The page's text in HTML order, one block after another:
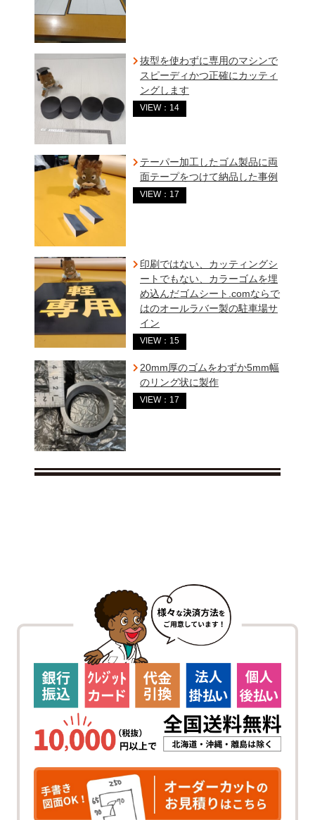
抜型を使わずに専用のマシンで
スピーディかつ正確にカッティ
ングします
VIEW：14
テーパー加工したゴム製品に両
面テープをつけて納品した事例
VIEW：17
印刷ではない、カッティングシ
ートでもない、カラーゴムを埋
め込んだゴムシート.comならで
はのオールラバー製の駐車場サ
イン
VIEW：15
20mm厚のゴムをわずか5mm幅
のリング状に製作
VIEW：17